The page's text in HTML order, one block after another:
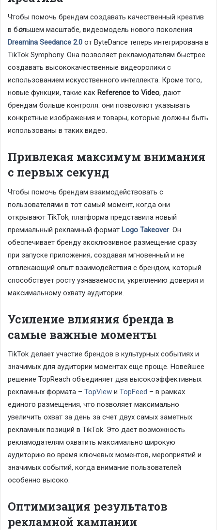
Чтобы помочь брендам создавать качественный креатив
в большем масштабе, видеомодель нового поколения
Dreamina Seedance 2.0 от ByteDance теперь интегрирована в
TikTok Symphony. Она позволяет рекламодателям быстрее
создавать высококачественные видеоролики с
использованием искусственного интеллекта. Кроме того,
новые функции, такие как Reference to Video, дают
брендам больше контроля: они позволяют указывать
конкретные изображения и товары, которые должны быть
использованы в таких видео.
Привлекая максимум внимания
с первых секунд
Чтобы помочь брендам взаимодействовать с
пользователями в тот самый момент, когда они
открывают TikTok, платформа представила новый
премиальный рекламный формат Logo Takeover. Он
обеспечивает бренду эксклюзивное размещение сразу
при запуске приложения, создавая мгновенный и не
отвлекающий опыт взаимодействия с брендом, который
способствует росту узнаваемости, укреплению доверия и
максимальному охвату аудитории.
Усиление влияния бренда в
самые важные моменты
TikTok делает участие брендов в культурных событиях и
значимых для аудитории моментах еще проще. Новейшее
решение TopReach объединяет два высокоэффективных
рекламных формата – TopView и TopFeed – в рамках
единого размещения, что позволяет максимально
увеличить охват за день за счет двух самых заметных
рекламных позиций в TikTok. Это дает возможность
рекламодателям охватить максимально широкую
аудиторию во время ключевых моментов, мероприятий и
значимых событий, когда внимание пользователей
особенно высоко.
Оптимизация результатов
рекламной кампании